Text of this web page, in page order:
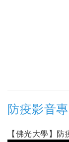
防疫影音
【佛光大學】